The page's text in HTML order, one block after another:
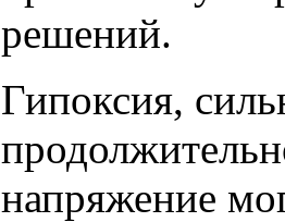
решений.
Гипоксия,
напряжение